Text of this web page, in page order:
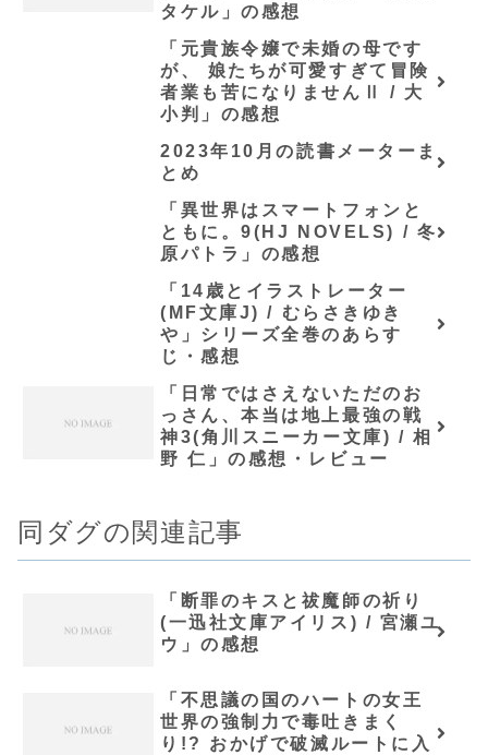
タケル」の感想
「元貴族令嬢で未婚の母です
が、 娘たちが可愛すぎて冒険
者業も苦になりませんⅡ / 大
小判」の感想
2023年10月の読書メーターま
とめ
「異世界はスマートフォンと
ともに。9(HJ NOVELS) / 冬
原パトラ」の感想
「14歳とイラストレーター
(MF文庫J) / むらさきゆき
や」シリーズ全巻のあらす
じ・感想
「日常ではさえないただのお
っさん、本当は地上最強の戦
神3(角川スニーカー文庫) / 相
野 仁」の感想・レビュー
同ダグの関連記事
「断罪のキスと祓魔師の祈り
(一迅社文庫アイリス) / 宮瀬ユ
ウ」の感想
「不思議の国のハートの女王
世界の強制力で毒吐きまく
り!? おかげで破滅ルートに入